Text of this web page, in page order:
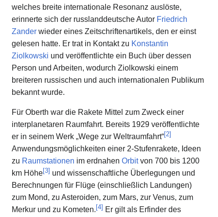
welches breite internationale Resonanz auslöste,
erinnerte sich der russlanddeutsche Autor Friedrich
Zander wieder eines Zeitschriftenartikels, den er einst
gelesen hatte. Er trat in Kontakt zu Konstantin
Ziolkowski und veröffentlichte ein Buch über dessen
Person und Arbeiten, wodurch Ziolkowski einem
breiteren russischen und auch internationalen Publikum
bekannt wurde.
Für Oberth war die Rakete Mittel zum Zweck einer
interplanetaren Raumfahrt. Bereits 1929 veröffentlichte
er in seinem Werk „Wege zur Weltraumfahrt“[2]
Anwendungsmöglichkeiten einer 2-Stufenrakete, Ideen
zu Raumstationen im erdnahen Orbitvon 700 bis 1200
km Höhe[3] und wissenschaftliche Überlegungen und
Berechnungen für Flüge (einschließlich Landungen)
zum Mond, zu Asteroiden, zum Mars, zur Venus, zum
Merkur und zu Kometen. [4] Er gilt als Erfinder des